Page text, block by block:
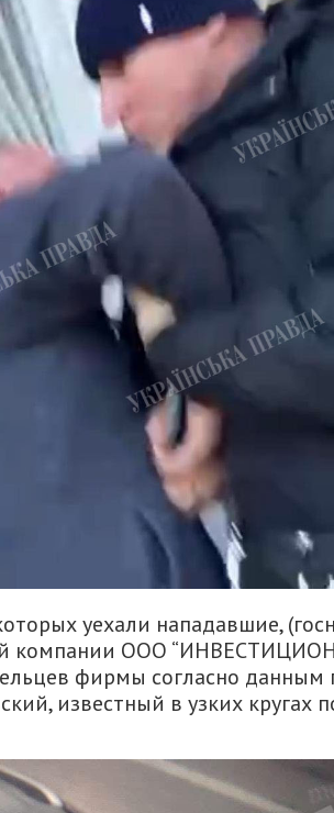
уехали нападавшие,
компании ООО
фирмы согласно данным
известный в узких кругах